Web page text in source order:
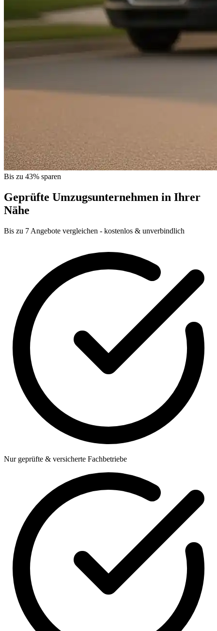
Bis zu 43% sparen
Geprüfte Umzugsunternehmen in Ihrer
Nähe
Bis zu 7 Angebote vergleichen - kostenlos & unverbindlich
Nur geprüfte & versicherte Fachbetriebe